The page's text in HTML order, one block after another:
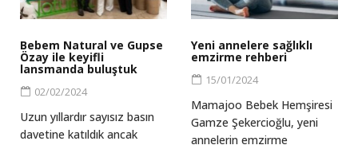
Bebem Natural ve Gupse
Özay ile keyifli
lansmanda buluştuk
02/02/2024
Uzun yıllardır sayısız basın
davetine katıldık ancak
Yeni annelere sağlıklı
emzirme rehberi
15/01/2024
Mamajoo Bebek Hemşiresi
Gamze Şekercioğlu, yeni
annelerin emzirme